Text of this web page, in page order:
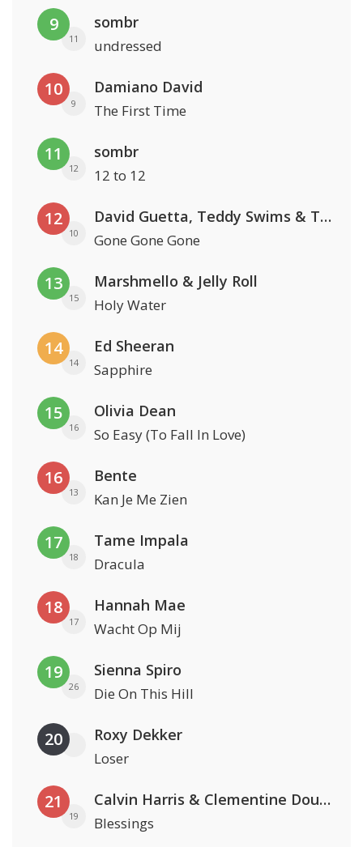
9
11
sombr
undressed
10
9
Damiano David
The First Time
11
12
sombr
12 to 12
12
10
David Guetta, Teddy Swims & Tones And I
Gone Gone Gone
13
15
Marshmello & Jelly Roll
Holy Water
14
14
Ed Sheeran
Sapphire
15
16
Olivia Dean
So Easy (To Fall In Love)
16
13
Bente
Kan Je Me Zien
17
18
Tame Impala
Dracula
18
17
Hannah Mae
Wacht Op Mij
19
26
Sienna Spiro
Die On This Hill
20 Roxy Dekker
Loser
21
19
Calvin Harris & Clementine Douglas
Blessings